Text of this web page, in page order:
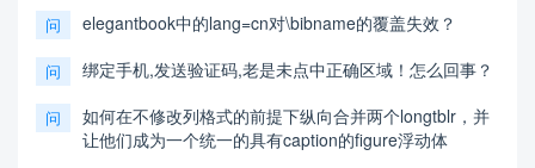
问 elegantbook中的lang=cn对\bibname的覆盖失效？
问 绑定手机,发送验证码,老是未点中正确区域！怎么回事？
问
如何在不修改列格式的前提下纵向合并两个longtblr，并
让他们成为一个统一的具有caption的figure浮动体